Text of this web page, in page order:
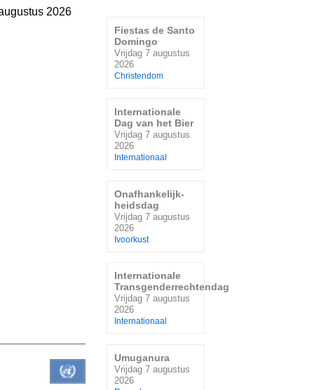
2026
Fiestas de Santo
Domingo
Vrijdag 7 augustus
2026
Christendom
Internationale
Dag van het Bier
Vrijdag 7 augustus
2026
Internationaal
Onafhankelijk-
heidsdag
Vrijdag 7 augustus
2026
Ivoorkust
Internationale
Transgenderrechtendag
Vrijdag 7 augustus
2026
Internationaal
Umuganura
Vrijdag 7 augustus
2026